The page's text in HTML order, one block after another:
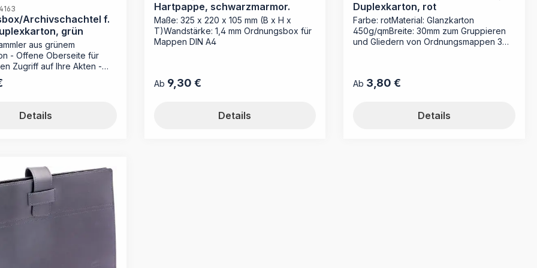
Archivschachtel f.
grün
aus grünem
- Offene Oberseite für
Zugriff auf Ihre Akten -
Rückenschild für eine
- Einfacher Aufbau
von MAPPEI ist das
für Ihre
Durch die offene Oberseite
ohne Umwege
ergänzen, was den
unterstützt. Dank
Steckbodens ist die
in Sekunden
Das integrierte
sorgt dafür, dass Sie den
von außen identifizieren
Details
Hartpappe, schwarzmarmor.
Maße: 325 x 220 x 105 mm (B x H x
T)Wandstärke: 1,4 mm Ordnungsbox für
Mappen DIN A4
Regulärer Preis:
Ab 9,30 €
Details
Duplexkarton, rot
Farbe: rotMaterial: Glanzkarton
450g/qmBreite: 30mm zum Gruppieren
und Gliedern von Ordnungsmappen 3
Regulärer Preis:
Ab 3,80 €
Details